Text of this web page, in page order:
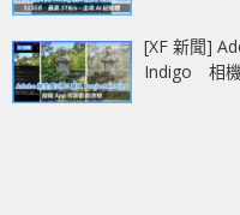
[XF 新聞]
Indigo 相機